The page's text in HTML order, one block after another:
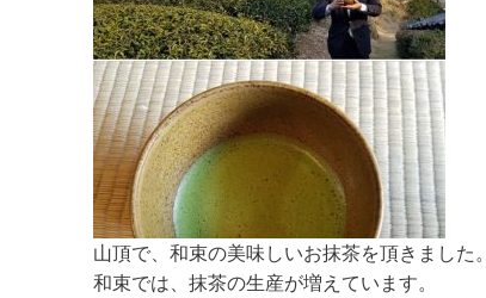
山頂で、和束の美味しいお抹茶を頂きました。
和束では、抹茶の生産が増えています。